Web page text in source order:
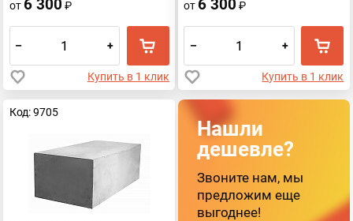
от 6 300 ₽
– +
Купить в 1 клик
от 6 300 ₽
– +
Купить в 1 клик
Код: 9705
Нашли
дешевле?
Звоните нам, мы
предложим еще
выгоднее!